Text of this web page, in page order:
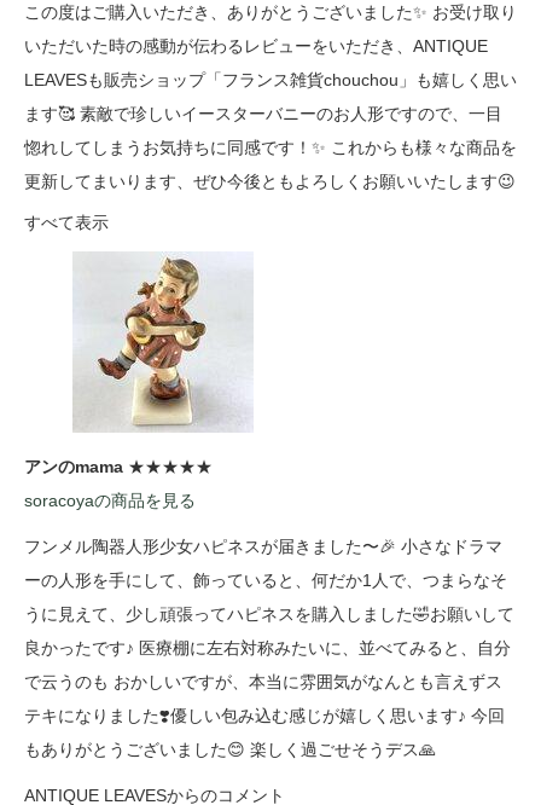
この度はご購入いただき、ありがとうございました✨ お受け取り
いただいた時の感動が伝わるレビューをいただき、ANTIQUE
LEAVESも販売ショップ「フランス雑貨chouchou」も嬉しく思い
ます🥰 素敵で珍しいイースターバニーのお人形ですので、一目
惚れしてしまうお気持ちに同感です！✨ これからも様々な商品を
更新してまいります、ぜひ今後ともよろしくお願いいたします😉
すべて表示
アンのmama ★★★★★
soracoyaの商品を見る
フンメル陶器人形少女ハピネスが届きました〜🎉 小さなドラマ
ーの人形を手にして、飾っていると、何だか1人で、つまらなそ
うに見えて、少し頑張ってハピネスを購入しました🤣お願いして
良かったです♪ 医療棚に左右対称みたいに、並べてみると、自分
で云うのも おかしいですが、本当に雰囲気がなんとも言えずス
テキになりました❣️優しい包み込む感じが嬉しく思います♪ 今回
もありがとうございました😊 楽しく過ごせそうデス🙏
ANTIQUE LEAVESからのコメント